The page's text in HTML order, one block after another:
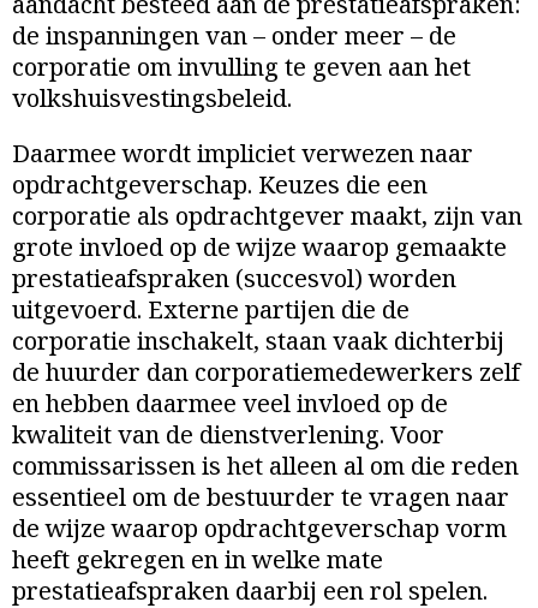
de inspanningen van – onder meer – de
corporatie om invulling te geven aan het
volkshuisvestingsbeleid.
Daarmee wordt impliciet verwezen naar
opdrachtgeverschap. Keuzes die een
corporatie als opdrachtgever maakt, zijn van
grote invloed op de wijze waarop gemaakte
prestatieafspraken (succesvol) worden
uitgevoerd. Externe partijen die de
corporatie inschakelt, staan vaak dichterbij
de huurder dan corporatiemedewerkers zelf
en hebben daarmee veel invloed op de
kwaliteit van de dienstverlening. Voor
commissarissen is het alleen al om die reden
essentieel om de bestuurder te vragen naar
de wijze waarop opdrachtgeverschap vorm
heeft gekregen en in welke mate
prestatieafspraken daarbij een rol spelen.